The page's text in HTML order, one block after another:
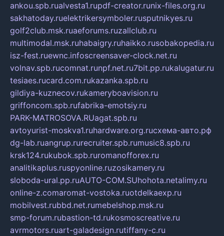
ankou.spb.rualvesta1.rupdf-creator.runix-files.org.ru
sakhatoday.ruelektrikersymboler.rusputnikyes.ru
golf2club.msk.ruaeforums.ruzallclub.ru
multimodal.msk.ruhabaigry.ruhaikko.rusobakopedia.ru
isz-fest.ruewnc.infoscreensaver-clock.net.ru
volnav.spb.rucomnat.runpf.net.ru7bit.pp.rukalugatur.ru
tesiaes.rucard.com.rukazanka.spb.ru
gildiya-kuznecov.rukameryboavision.ru
griffoncom.spb.rufabrika-emotsiy.ru
PARK-MATROSOVA.RUagat.spb.ru
avtoyurist-moskva1.ruhardware.org.ruсхема-авто.рф
dg-lab.ruangrup.rurecruiter.spb.rumusic8.spb.ru
krsk124.rukubok.spb.ruromanofforex.ru
analitikaplus.ruspyonline.ruzosikamery.ru
sloboda-ural.pp.ruAUTO-COM.SUhohota.netalimy.ru
online-z.comaromat-vostoka.ruotdelkaexp.ru
mobilvest.rubbd.net.rumebelshop.msk.ru
smp-forum.rubastion-td.rukosmoscreative.ru
avrmotors.ruart-galadesign.rutiffany-c.ru